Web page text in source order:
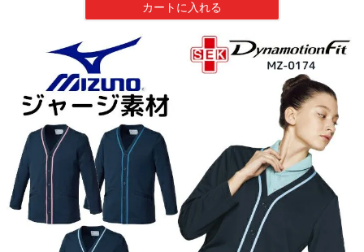
カートに入れる